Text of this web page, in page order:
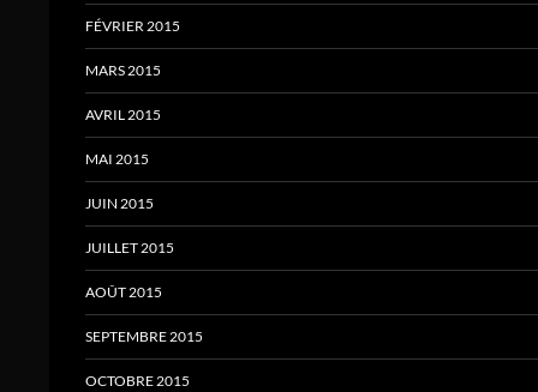
FÉVRIER 2015
MARS 2015
AVRIL 2015
MAI 2015
JUIN 2015
JUILLET 2015
AOÛT 2015
SEPTEMBRE 2015
OCTOBRE 2015